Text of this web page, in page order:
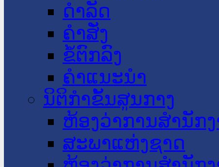
ດໍາລັດ
ຄໍາສັ່ງ
ຂໍ້ຕົກລົງ
ຄໍາແນະນໍາ
ນິຕິກໍາຂັ້ນສູນກາງ
ຫ້ອງວ່າການສໍານັກ
ສະພາແຫ່ງຊາດ